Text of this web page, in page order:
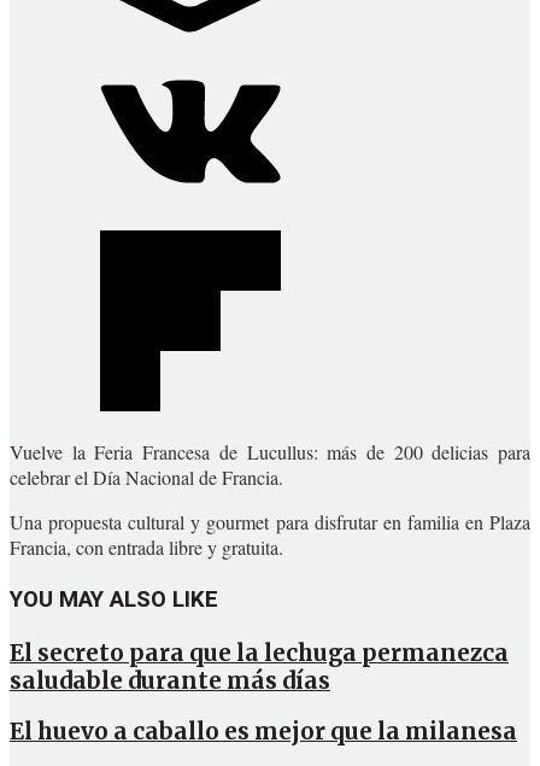
Vuelve la Feria Francesa de Lucullus: más de 200 delicias para
celebrar el Día Nacional de Francia.
Una propuesta cultural y gourmet para disfrutar en familia en Plaza
Francia, con entrada libre y gratuita.
YOU MAY ALSO LIKE
El secreto para que la lechuga permanezca
saludable durante más días
El huevo a caballo es mejor que la milanesa